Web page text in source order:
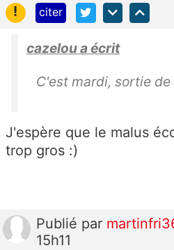
!
citer
cazelou a écrit
C'est mardi, sortie de
J'espère que le malus
trop gros :)
Publié par
15h11